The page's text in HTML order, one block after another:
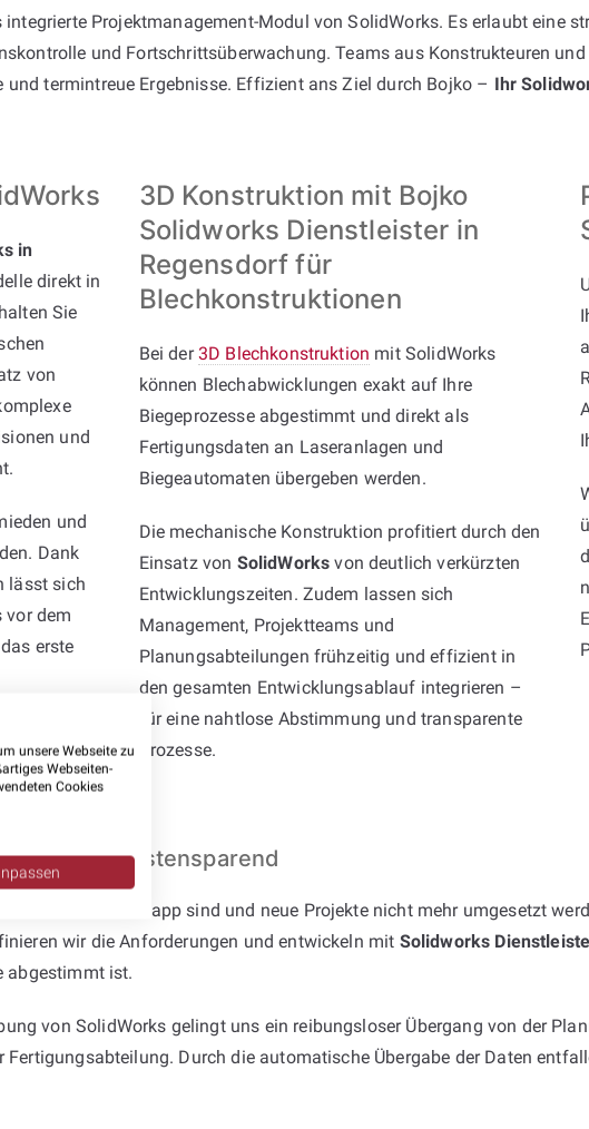
Projektmanagement-Modul von SolidWorks. Es erlaubt eine
und Fortschrittsüberwachung. Teams aus Konstrukteuren
termintreue Ergebnisse. Effizient ans Ziel durch Bojko – Ihr
in
direkt in
Sie
von
und
und
Dank
lässt sich
vor dem
erste
3D Konstruktion mit Bojko
Solidworks Dienstleister in
Regensdorf für
Blechkonstruktionen
Bei der3D Blechkonstruktion mit SolidWorks
können Blechabwicklungen exakt auf Ihre
Biegeprozesse abgestimmt und direkt als
Fertigungsdaten an Laseranlagen und
Biegeautomaten übergeben werden.
Die mechanische Konstruktion profitiert durch den
Einsatz von SolidWorks von deutlich verkürzten
Entwicklungszeiten. Zudem lassen sich
Management, Projektteams und
Planungsabteilungen frühzeitig und effizient in
den gesamten Entwicklungsablauf integrieren –
für eine nahtlose Abstimmung und transparente
Prozesse.
und kostensparend
Ressourcen knapp sind und neue Projekte nicht mehr umgesetzt
wir die Anforderungen und entwickeln mit Solidworks
abgestimmt ist.
von SolidWorks gelingt uns ein reibungsloser Übergang von der
Fertigungsabteilung. Durch die automatische Übergabe der Daten
unsere Webseite zu
Webseiten-
Cookies